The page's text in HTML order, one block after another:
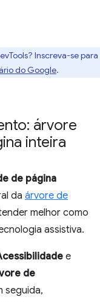
Inscreva-se para
do Google.
árvore
inteira
de página
da árvore de
melhor como
assistiva.
e
de
seguida,